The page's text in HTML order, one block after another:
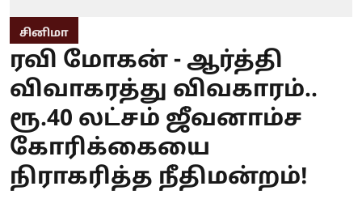
சினிமா
ரவி மோகன் - ஆர்த்தி
விவாகரத்து விவகாரம்..
ரூ.40 லட்சம் ஜீவனாம்ச
கோரிக்கையை
நிராகரித்த நீதிமன்றம்!